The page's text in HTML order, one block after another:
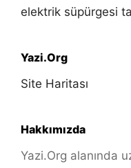
elektrik süpürgesi
Yazi.Org
Site Haritası
Hakkımızda
Yazi.Org alanında